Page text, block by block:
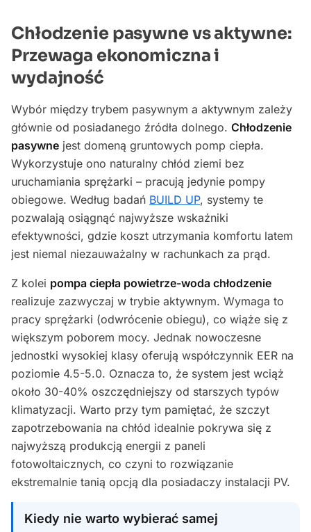
Chłodzenie pasywne vs aktywne:
Przewaga ekonomiczna i
wydajność
Wybór między trybem pasywnym a aktywnym zależy
głównie od posiadanego źródła dolnego. Chłodzenie
pasywne jest domeną gruntowych pomp ciepła.
Wykorzystuje ono naturalny chłód ziemi bez
uruchamiania sprężarki – pracują jedynie pompy
obiegowe. Według badań BUILD UP, systemy te
pozwalają osiągnąć najwyższe wskaźniki
efektywności, gdzie koszt utrzymania komfortu latem
jest niemal niezauważalny w rachunkach za prąd.
Z kolei pompa ciepła powietrze-woda chłodzenie
realizuje zazwyczaj w trybie aktywnym. Wymaga to
pracy sprężarki (odwrócenie obiegu), co wiąże się z
większym poborem mocy. Jednak nowoczesne
jednostki wysokiej klasy oferują współczynnik EER na
poziomie 4.5-5.0. Oznacza to, że system jest wciąż
około 30-40% oszczędniejszy od starszych typów
klimatyzacji. Warto przy tym pamiętać, że szczyt
zapotrzebowania na chłód idealnie pokrywa się z
najwyższą produkcją energii z paneli
fotowoltaicznych, co czyni to rozwiązanie
ekstremalnie tanią opcją dla posiadaczy instalacji PV.
Kiedy nie warto wybierać samej